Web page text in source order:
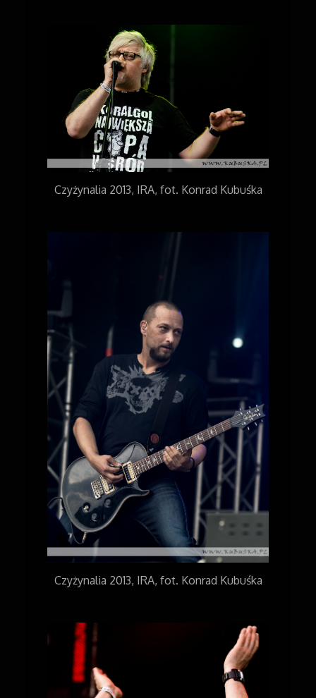
Czyżynalia 2013, IRA, fot. Konrad Kubuśka
Czyżynalia 2013, IRA, fot. Konrad Kubuśka